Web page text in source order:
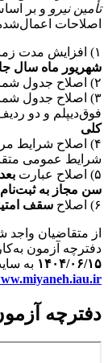
تأمین نیرو و بر
اصلاحات
۱) افزایش مدت زمان ثبت‌نام از ۱۰ شهریور ماه سال جاری به
شهریور ماه سال
۲) اصلاح جدول شماره یک دفترچه در خصوص تاریخ ثبت‌نام
فوق‌دیپلم و دو
کلی
۴) اصلاح شرایط مربوط به
شرایط عمومی متقاضیان
۵) اصلاح عبارت
بعد
سن مجاز به ثبت‌نام
۶) اصلاح
سقف امتیازات
از متقاضیان
دفترچه آزمون
۱۴۰۴/۰۶/۱۵ به
دفترچه